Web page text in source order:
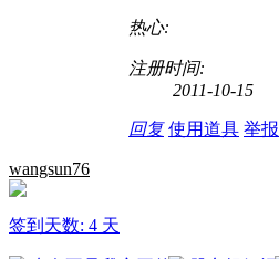
热心:
注册时间:
2011-10-15
回复 使用道具 举报
wangsun76
签到天数: 4 天